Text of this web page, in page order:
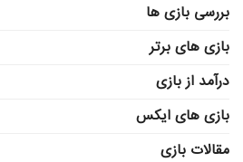
بررسی بازی ها
بازی های برتر
درآمد از بازی
بازی های ایکس
مقالات بازی